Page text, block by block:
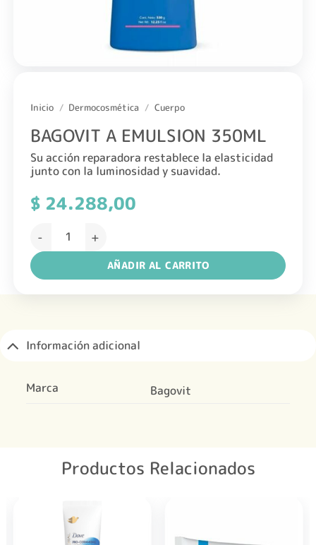
Inicio / Dermocosmética / Cuerpo
BAGOVIT A EMULSION 350ML
Su acción reparadora restablece la elasticidad
junto con la luminosidad y suavidad.
$24.288,00
BAGOVIT A EMULSION 350ML cantidad
AÑADIR AL CARRITO
Información adicional
Marca Bagovit
Productos Relacionados